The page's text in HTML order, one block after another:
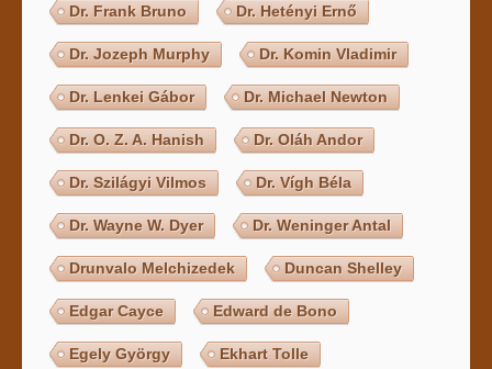
Dr. Frank Bruno Dr. Hetényi Ernő
Dr. Jozeph Murphy Dr. Komin Vladimir
Dr. Lenkei Gábor Dr. Michael Newton
Dr. O. Z. A. Hanish Dr. Oláh Andor
Dr. Szilágyi Vilmos Dr. Vígh Béla
Dr. Wayne W. Dyer Dr. Weninger Antal
Drunvalo Melchizedek Duncan Shelley
Edgar Cayce Edward de Bono
Egely György Ekhart Tolle